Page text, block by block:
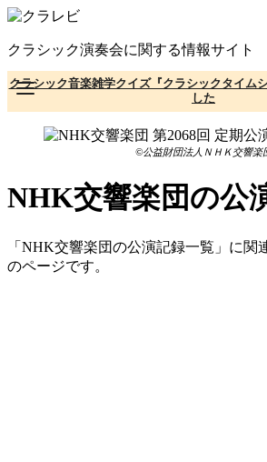
コ
テ
ン
ツ
へ
クラシック演奏会に関する情報サイト
クラシック音楽雑学クイズ『クラシックタイム
した
©公益財団法人ＮＨＫ交響楽
NHK交響楽団の公
「NHK交響楽団の公演記録一覧」に関
のページです。